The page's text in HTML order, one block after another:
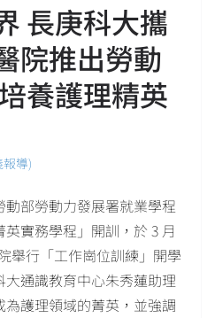
長庚科大攜
院推出勞動
養護理精英
導)
動部勞動力發展署就業學程
英實務學程」開訓，於 3 月
舉行「工作崗位訓練」開學
通識教育中心朱秀蓮助理
護理領域的菁英，並強調